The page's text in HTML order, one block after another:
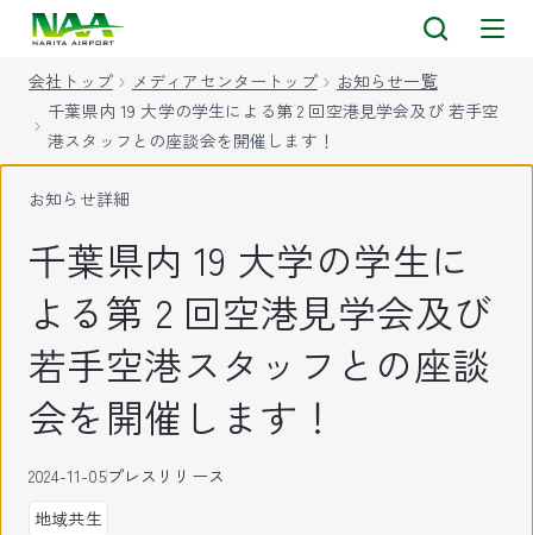
会社トップ メディアセンタートップ
お知らせ一覧
千葉県内 19 大学の学生による第 2 回空港見学会及び 若手空
港スタッフとの座談会を開催します！
お知らせ詳細
千葉県内 19 大学の学生に
よる第 2 回空港見学会及び
若手空港スタッフとの座談
会を開催します！
2024-11-05プレスリリース
地域共生